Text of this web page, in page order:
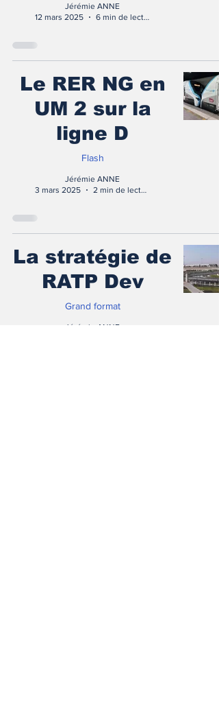
Jérémie ANNE
12 mars 2025
6 min de lecture
Le RER NG en
UM 2 sur la
ligne D
Flash
Jérémie ANNE
3 mars 2025
2 min de lecture
La stratégie de
RATP Dev
Grand format
Jérémie ANNE